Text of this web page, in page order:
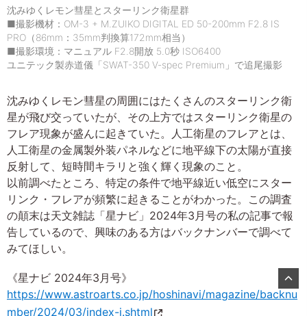
沈みゆくレモン彗星とスターリンク衛星群
■撮影機材：OM-3 + M.ZUIKO DIGITAL ED 50-200mm F2.8 IS
PRO（86mm：35mm判換算172mm相当）
■撮影環境：マニュアル F2.8開放 5.0秒 ISO6400
ユニテック製赤道儀「SWAT-350 V-spec Premium」で追尾撮影
沈みゆくレモン彗星の周囲にはたくさんのスターリンク衛
星が飛び交っていたが、その上方ではスターリンク衛星の
フレア現象が盛んに起きていた。人工衛星のフレアとは、
人工衛星の金属製外装パネルなどに地平線下の太陽が直接
反射して、短時間キラリと強く輝く現象のこと。
以前調べたところ、特定の条件で地平線近い低空にスター
リンク・フレアが頻繁に起きることがわかった。この調査
の顛末は天文雑誌「星ナビ」2024年3月号の私の記事で報
告しているので、興味のある方はバックナンバーで調べて
みてほしい。
《星ナビ 2024年3月号》
https://www.astroarts.co.jp/hoshinavi/magazine/backnu
mber/2024/03/index-j.shtml